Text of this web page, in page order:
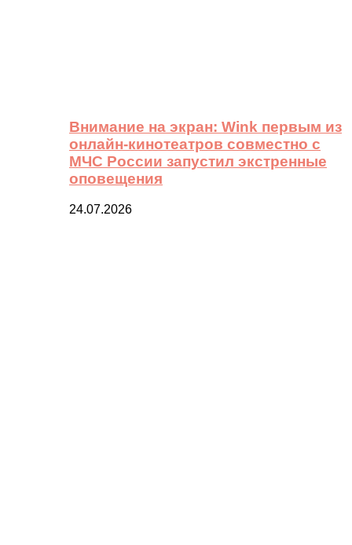
Внимание на экран: Wink первым из
онлайн-кинотеатров совместно с
МЧС России запустил экстренные
оповещения
24.07.2026